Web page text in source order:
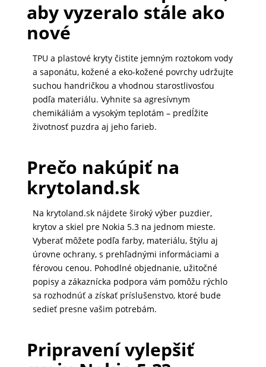
aby vyzeralo stále ako
nové
TPU a plastové kryty čistite jemným roztokom vody
a saponátu, kožené a eko-kožené povrchy udržujte
suchou handričkou a vhodnou starostlivosťou
podľa materiálu. Vyhnite sa agresívnym
chemikáliám a vysokým teplotám – predĺžite
životnosť puzdra aj jeho farieb.
Prečo nakúpiť na
krytoland.sk
Na krytoland.sk nájdete široký výber puzdier,
krytov a skiel pre Nokia 5.3 na jednom mieste.
Vyberať môžete podľa farby, materiálu, štýlu aj
úrovne ochrany, s prehľadnými informáciami a
férovou cenou. Pohodlné objednanie, užitočné
popisy a zákaznícka podpora vám pomôžu rýchlo
sa rozhodnúť a získať príslušenstvo, ktoré bude
sedieť presne vašim potrebám.
Pripravení vylepšiť